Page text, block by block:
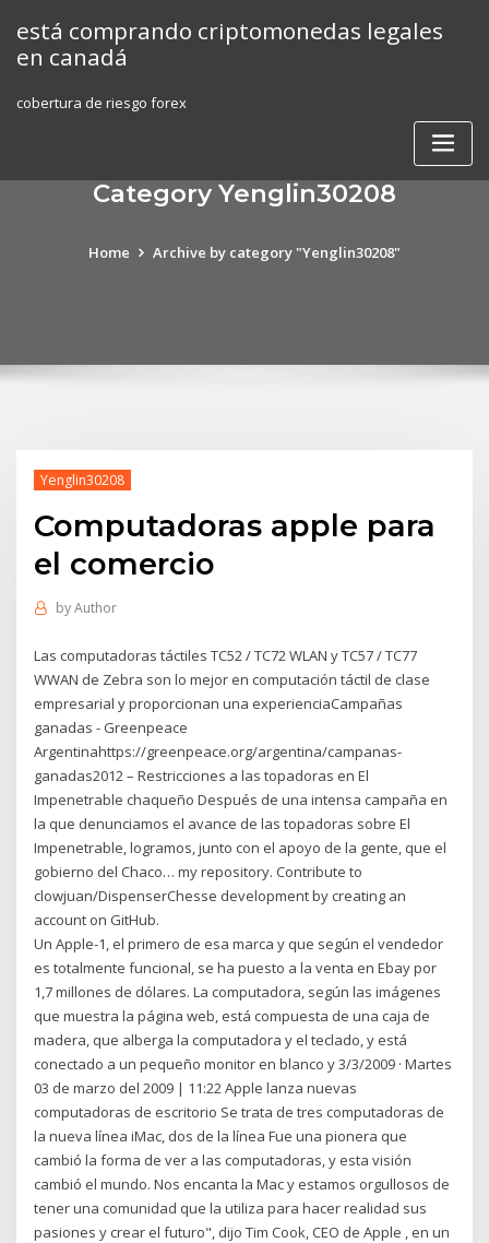
content
está comprando criptomonedas legales
en canadá
cobertura de riesgo forex
Category Yenglin30208
Home Archive by category "Yenglin30208"
Yenglin30208
Computadoras apple para
el comercio
byAuthor
Las computadoras táctiles TC52 / TC72 WLAN y TC57 / TC77
WWAN de Zebra son lo mejor en computación táctil de clase
empresarial y proporcionan una experienciaCampañas
ganadas - Greenpeace
Argentinahttps://greenpeace.org/argentina/campanas-
ganadas2012 – Restricciones a las topadoras en El
Impenetrable chaqueño Después de una intensa campaña en
la que denunciamos el avance de las topadoras sobre El
Impenetrable, logramos, junto con el apoyo de la gente, que el
gobierno del Chaco… my repository. Contribute to
clowjuan/DispenserChesse development by creating an
account on GitHub.
Un Apple-1, el primero de esa marca y que según el vendedor
es totalmente funcional, se ha puesto a la venta en Ebay por
1,7 millones de dólares. La computadora, según las imágenes
que muestra la página web, está compuesta de una caja de
madera, que alberga la computadora y el teclado, y está
conectado a un pequeño monitor en blanco y 3/3/2009 · Martes
03 de marzo del 2009 | 11:22 Apple lanza nuevas
computadoras de escritorio Se trata de tres computadoras de
la nueva línea iMac, dos de la línea Fue una pionera que
cambió la forma de ver a las computadoras, y esta visión
cambió el mundo. Nos encanta la Mac y estamos orgullosos de
tener una comunidad que la utiliza para hacer realidad sus
pasiones y crear el futuro", dijo Tim Cook, CEO de Apple , en un